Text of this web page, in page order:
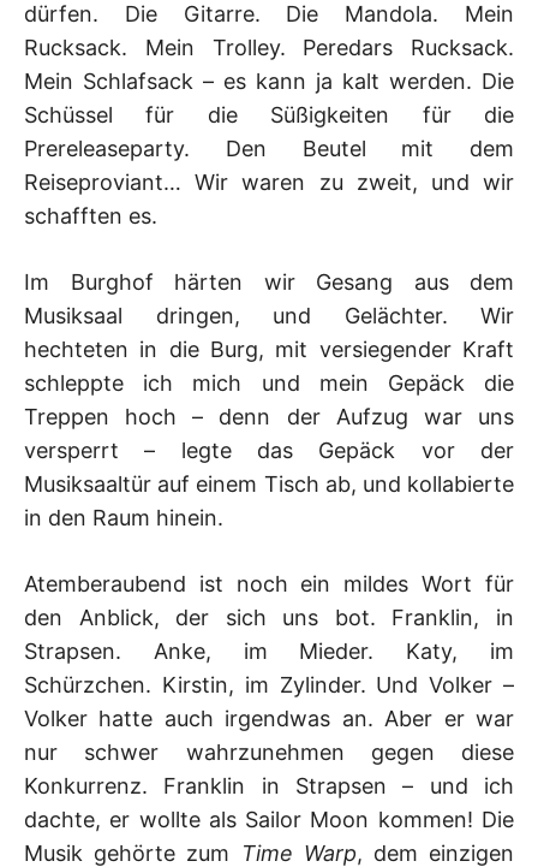
dürfen. Die Gitarre. Die Mandola. Mein
Rucksack. Mein Trolley. Peredars Rucksack.
Mein Schlafsack – es kann ja kalt werden. Die
Schüssel für die Süßigkeiten für die
Prereleaseparty. Den Beutel mit dem
Reiseproviant… Wir waren zu zweit, und wir
schafften es.
Im Burghof härten wir Gesang aus dem
Musiksaal dringen, und Gelächter. Wir
hechteten in die Burg, mit versiegender Kraft
schleppte ich mich und mein Gepäck die
Treppen hoch – denn der Aufzug war uns
versperrt – legte das Gepäck vor der
Musiksaaltür auf einem Tisch ab, und kollabierte
in den Raum hinein.
Atemberaubend ist noch ein mildes Wort für
den Anblick, der sich uns bot. Franklin, in
Strapsen. Anke, im Mieder. Katy, im
Schürzchen. Kirstin, im Zylinder. Und Volker –
Volker hatte auch irgendwas an. Aber er war
nur schwer wahrzunehmen gegen diese
Konkurrenz. Franklin in Strapsen – und ich
dachte, er wollte als Sailor Moon kommen! Die
Musik gehörte zum
Time Warp, dem einzigen